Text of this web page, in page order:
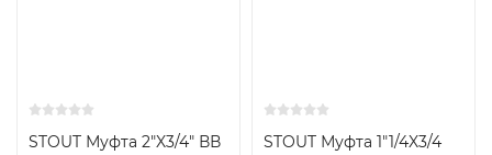
STOUT Муфта 2"X3/4" ВВ
STOUT Муфта 1"1/4X3/4